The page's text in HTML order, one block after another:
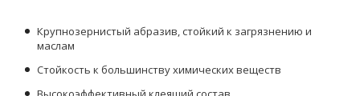
Крупнозернистый абразив, стойкий к загрязнению и
маслам
Стойкость к большинству химических веществ